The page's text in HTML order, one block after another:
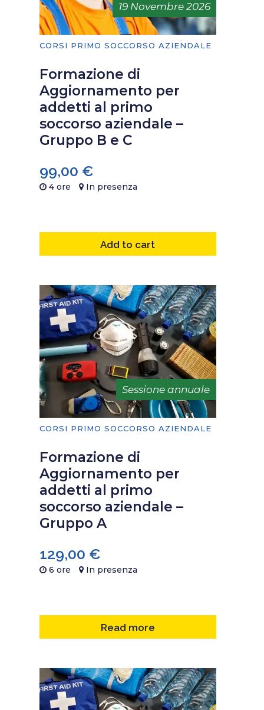
19 Novembre 2026
CORSI PRIMO SOCCORSO AZIENDALE
Formazione di
Aggiornamento per
addetti al primo
soccorso aziendale –
Gruppo B e C
99,00 €
4 ore In presenza
Add to cart
Sessione annuale
CORSI PRIMO SOCCORSO AZIENDALE
Formazione di
Aggiornamento per
addetti al primo
soccorso aziendale –
Gruppo A
129,00 €
6 ore In presenza
Read more